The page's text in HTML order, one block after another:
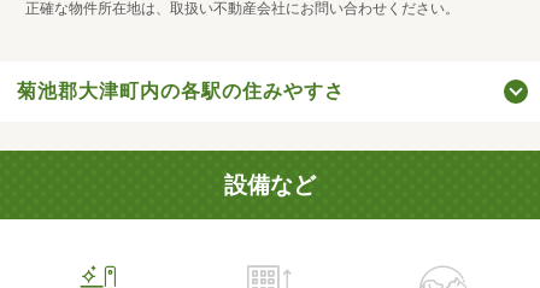
正確な物件所在地は、取扱い不動産会社にお問い合わせください。
菊池郡大津町内の各駅の住みやすさ
設備など